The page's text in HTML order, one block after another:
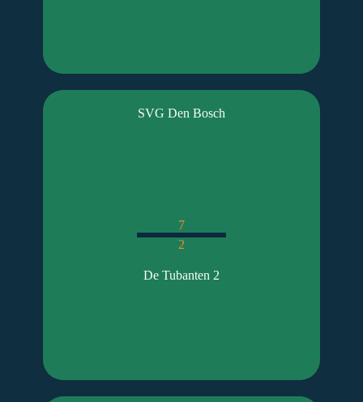
SVG Den Bosch
7
2
De Tubanten 2